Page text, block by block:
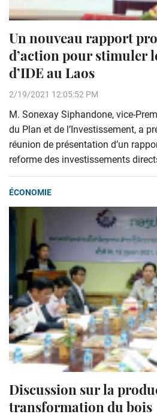
Un nouveau rapport
d’action pour stimuler
d’IDE au Laos
2/19/2021 12:05:52 PM
M. Sonexay Siphandone, vice-
du Plan et de l’Investissement, a
réunion de présentation d’un
reforme des investissements
ÉCONOMIE
Discussion sur la
transformation du bois